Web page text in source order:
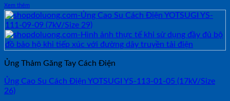
Xem thêm
Ủng Thảm Găng Tay Cách Điện
Ủng Cao Su Cách Điện YOTSUGI YS-113-01-05 (17kV/Size
26)